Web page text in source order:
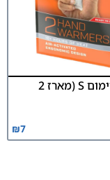
שקית חימום S (מארז 2
₪7